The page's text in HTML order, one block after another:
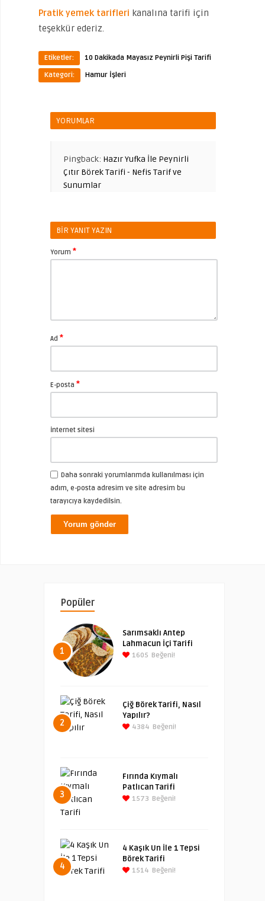
Pratik yemek tarifleri kanalına tarifi için
teşekkür ederiz.
Etiketler:
10 Dakikada Mayasız Peynirli Pişi Tarifi
Kategori:
Hamur İşleri
YORUMLAR
Pingback: Hazır Yufka İle Peynirli
Çıtır Börek Tarifi - Nefis Tarif ve
Sunumlar
BIR YANIT YAZIN
Yorum *
Ad *
E-posta *
İnternet sitesi
Daha sonraki yorumlarımda kullanılması için
adım, e-posta adresim ve site adresim bu
tarayıcıya kaydedilsin.
Popüler
1
Sarımsaklı Antep
Lahmacun İçi Tarifi
1605 Beğeni!
2
Çiğ Börek Tarifi, Nasıl
Yapılır?
4384 Beğeni!
3
Fırında Kıymalı
Patlıcan Tarifi
1573 Beğeni!
4
4 Kaşık Un İle 1 Tepsi
Börek Tarifi
1514 Beğeni!